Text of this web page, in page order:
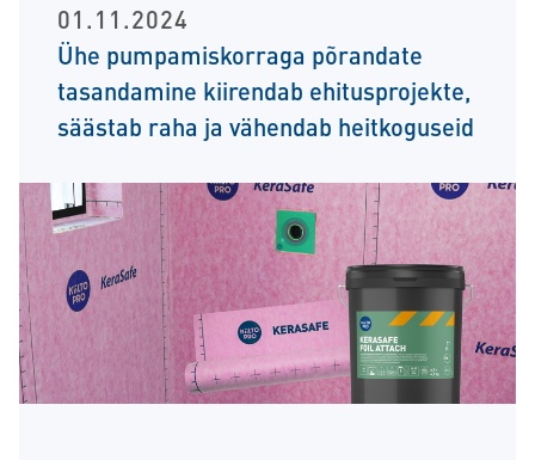
01.11.2024
Ühe pumpamiskorraga põrandate
tasandamine kiirendab ehitusprojekte,
säästab raha ja vähendab heitkoguseid